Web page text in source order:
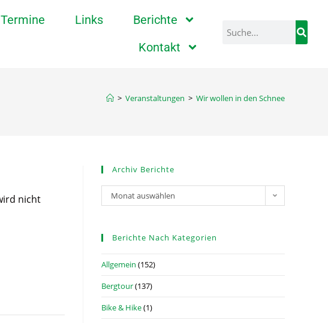
Termine Links
Berichte
Kontakt
> Veranstaltungen > Wir wollen in den Schnee
nicht
Archiv Berichte
Monat auswählen
Berichte Nach Kategorien
Allgemein (152)
Bergtour(137)
Bike & Hike(1)